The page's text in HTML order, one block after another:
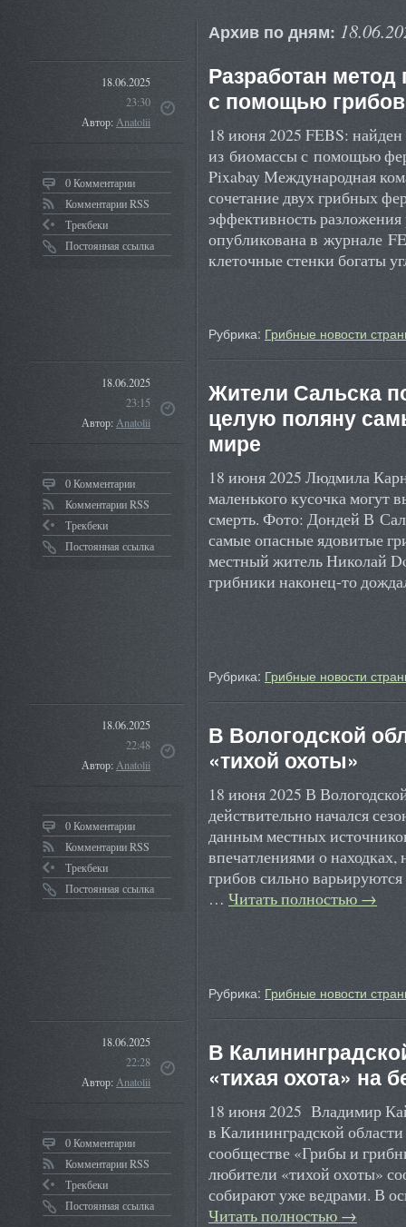
Архив по дням:
18.06.2025
23:30
Автор:Anatolii
0 Комментарии
Комментарии RSS
Трекбеки
Постоянная ссылка
Разработан
с помощью грибов
18 июня 2025 FEBS: найден
из биомассы с помощью
Pixabay Международная
сочетание двух грибных
эффективность
опубликована в журнале
клеточные стенки богаты
Рубрика: Грибные новости
18.06.2025
23:15
Автор:Anatolii
0 Комментарии
Комментарии RSS
Трекбеки
Постоянная ссылка
Жители Сальска
целую поляну
мире
18 июня 2025 Людмила
маленького кусочка могут
смерть. Фото: Дондей В
самые опасные ядовитые
местный житель Николай
грибники наконец-то
Рубрика: Грибные новости
18.06.2025
22:48
Автор:Anatolii
0 Комментарии
Комментарии RSS
Трекбеки
Постоянная ссылка
В Вологодской
«тихой охоты»
18 июня 2025 В
действительно начался
данным местных
впечатлениями о
грибов сильно
… Читать полностью →
Рубрика: Грибные новости
18.06.2025
22:28
Автор:Anatolii
0 Комментарии
Комментарии RSS
Трекбеки
Постоянная ссылка
В
«тихая охота» на
18 июня 2025 Владимир
в Калининградской
сообществе «Грибы и
любители «тихой охоты»
собирают уже ведрами. В
Читать полностью →